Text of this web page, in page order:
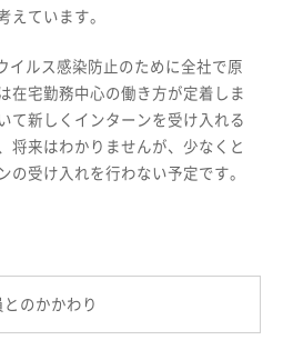
えています。
イルス感染防止のために全社で原
在宅勤務中心の働き方が定着しま
て新しくインターンを受け入れる
将来はわかりませんが、少なくと
の受け入れを行わない予定です。
とのかかわり